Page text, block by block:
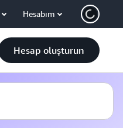
Hesabım
Hesap oluşturun